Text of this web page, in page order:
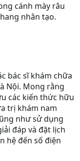
cánh mày râu
nhân tạo.
bác sĩ khám chữa
Nội. Mong rằng
các kiến thức hữu
trị khám nam
như sử dụng
đáp và đặt lịch
hệ đến số điện